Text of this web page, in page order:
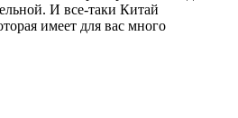
И все-таки Китай
имеет для вас много